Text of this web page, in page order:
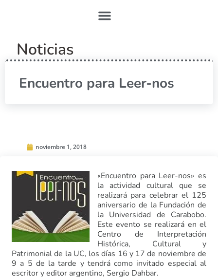
Noticias
Encuentro para Leer-nos
noviembre 1, 2018
«Encuentro para Leer-nos» es
la actividad cultural que se
realizará para celebrar el 125
aniversario de la Fundación de
la Universidad de Carabobo.
Este evento se realizará en el
Centro de Interpretación
Histórica, Cultural y
Patrimonial de la UC, los días 16 y 17 de noviembre de
9 a 5 de la tarde y tendrá como invitado especial al
escritor y editor argentino, Sergio Dahbar.